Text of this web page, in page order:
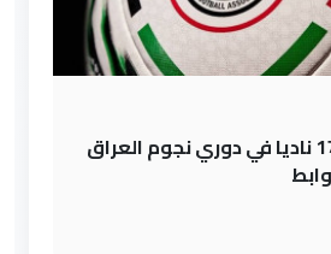
لجنة التراخيص : 17 ناديا في دوري نجوم العراق